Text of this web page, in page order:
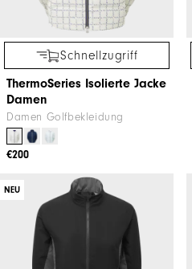
Schnellzugriff
ThermoSeries Isolierte Jacke
Damen
Damen Golfbekleidung
€200
NEU